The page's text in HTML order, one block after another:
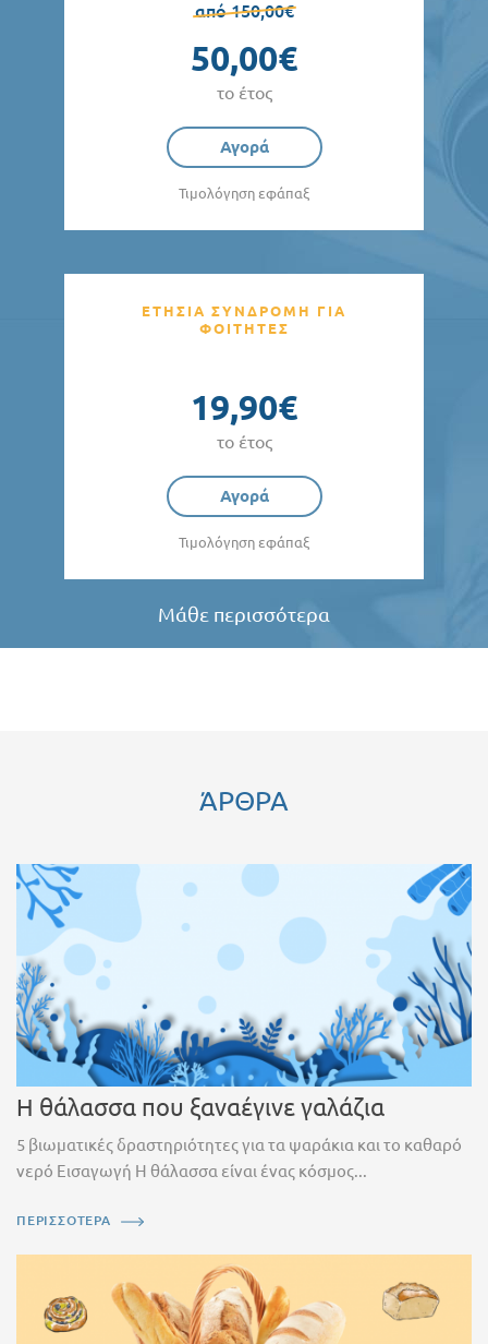
από 150,00€
50,00€
το έτος
Αγορά
Τιμολόγηση εφάπαξ
ΕΤΗΣΙΑ ΣΥΝΔΡΟΜΗ ΓΙΑ
ΦΟΙΤΗΤΕΣ
19,90€
το έτος
Αγορά
Τιμολόγηση εφάπαξ
Μάθε περισσότερα
ΆΡΘΡΑ
Η θάλασσα που ξαναέγινε γαλάζια
5 βιωματικές δραστηριότητες για τα ψαράκια και το καθαρό
νερό Εισαγωγή Η θάλασσα είναι ένας κόσμος...
ΠΕΡΙΣΣΟΤΕΡΑ